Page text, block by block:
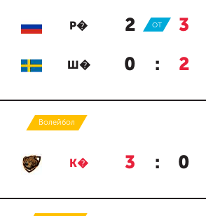
Р� 2 : 3
ОТ
Ш� 0 : 2
Волейбол
К� 3 : 0